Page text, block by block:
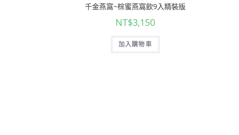
千金燕窩~棕蜜燕窩飲9入精裝版
NT$3,150
加入購物車